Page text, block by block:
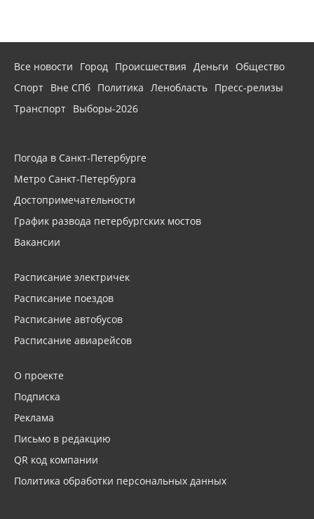
Все новости Город Происшествия Деньги
Общество
Спорт Вне СПб Политика Ленобласть Пресс-релизы
Транспорт Выборы-2026
Погода в Санкт-Петербурге
Метро Санкт-Петербурга
Достопримечательности
График развода петербургских мостов
Вакансии
Расписание электричек
Расписание поездов
Расписание автобусов
Расписание авиарейсов
О проекте
Подписка
Реклама
Письмо в редакцию
QR код компании
Политика обработки персональных данных